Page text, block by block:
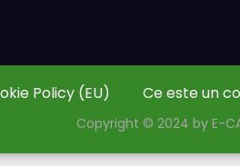
Policy (EU) Ce este un
Copyright © 2024 by E-